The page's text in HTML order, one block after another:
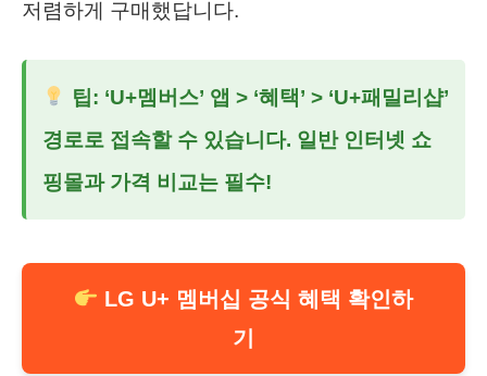
저렴하게 구매했답니다.
팁: ‘U+멤버스’ 앱 > ‘혜택’ > ‘U+패밀리샵’
경로로 접속할 수 있습니다. 일반 인터넷 쇼
핑몰과 가격 비교는 필수!
LG U+ 멤버십 공식 혜택 확인하
기